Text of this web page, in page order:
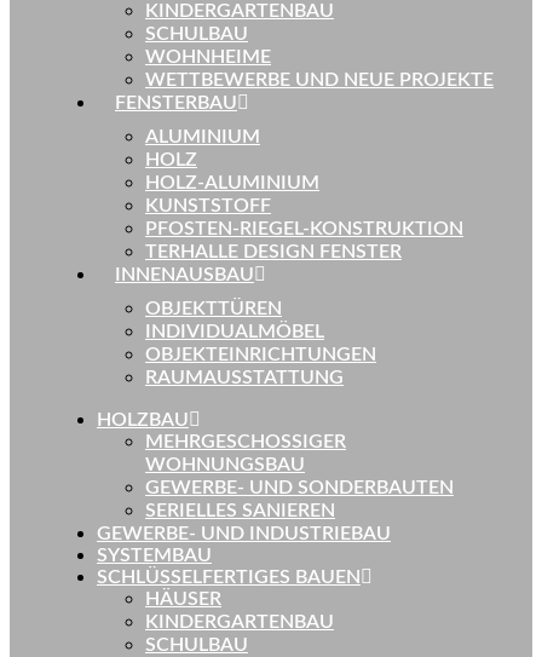
KINDERGARTENBAU
SCHULBAU
WOHNHEIME
WETTBEWERBE UND NEUE PROJEKTE
FENSTERBAU
ALUMINIUM
HOLZ
HOLZ-ALUMINIUM
KUNSTSTOFF
PFOSTEN-RIEGEL-KONSTRUKTION
TERHALLE DESIGN FENSTER
INNENAUSBAU
OBJEKTTÜREN
INDIVIDUALMÖBEL
OBJEKTEINRICHTUNGEN
RAUMAUSSTATTUNG
HOLZBAU
MEHRGESCHOSSIGER
WOHNUNGSBAU
GEWERBE- UND SONDERBAUTEN
SERIELLES SANIEREN
GEWERBE- UND INDUSTRIEBAU
SYSTEMBAU
SCHLÜSSELFERTIGES BAUEN
HÄUSER
KINDERGARTENBAU
SCHULBAU